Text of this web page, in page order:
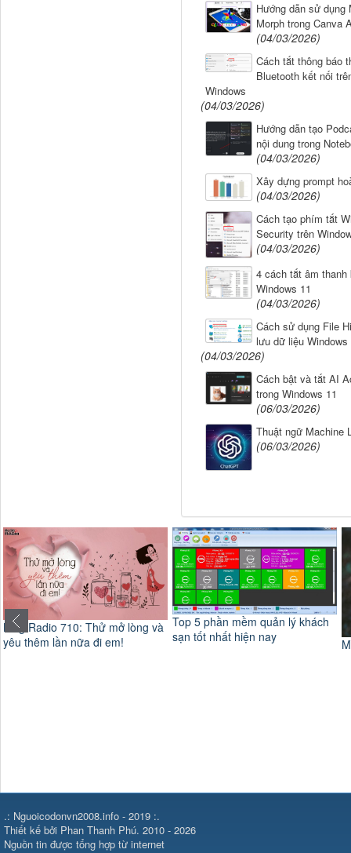
Hướng dẫn sử dụng
Morph trong Canva
(04/03/2026)
Cách tắt thông báo
Bluetooth kết nối
Windows
(04/03/2026)
Hướng dẫn tạo
nội dung trong
(04/03/2026)
Xây dựng prompt
(04/03/2026)
Cách tạo phím tắt
Security trên
(04/03/2026)
4 cách tắt âm thanh
Windows 11
(04/03/2026)
Cách sử dụng File
lưu dữ liệu Windows
(04/03/2026)
Cách bật và tắt AI
trong Windows 11
(06/03/2026)
Thuật ngữ Machine
(06/03/2026)
Blog Radio 710: Thử mở lòng và
yêu thêm lần nữa đi em!
Top 5 phần mềm quản lý khách
sạn tốt nhất hiện nay
.: Nguoicodonvn2008.info - 2019 :.
Thiết kế bởi Phan Thanh Phú. 2010 - 2026
Nguồn tin được tổng hợp từ internet